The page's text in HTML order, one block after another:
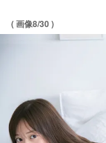
( 画像8/30 )